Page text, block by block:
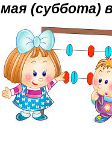
мая (суббота)